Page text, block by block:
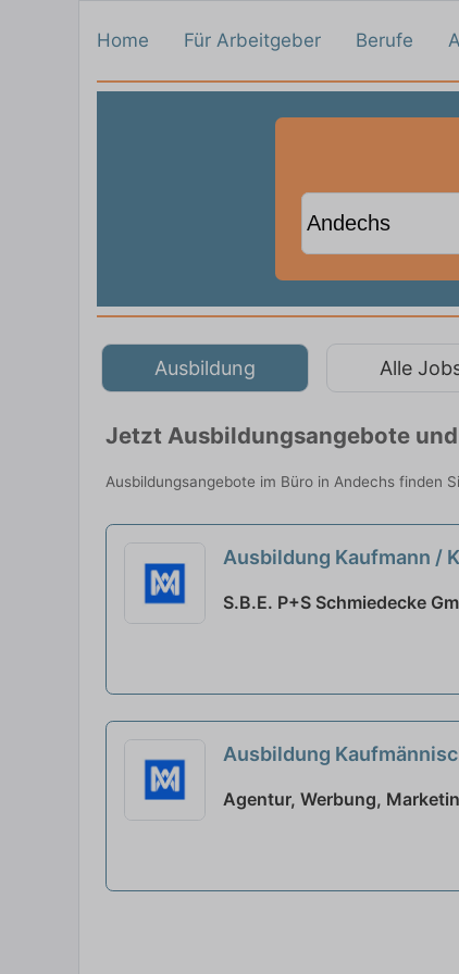
Home Für Arbeitgeber Berufe
Ausbildung Alle
Jetzt Ausbildungsangebote
Ausbildungsangebote im Büro in Andechs finden
Ausbildung Kaufmann /
S.B.E. P+S Schmiedecke
Ausbildung
Agentur, Werbung,